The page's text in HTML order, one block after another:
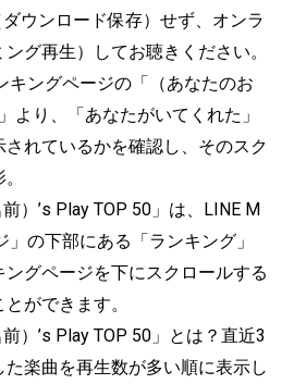
ウンロード保存）せず、オンラ
グ再生）してお聴きください。
キングページの「（あなたのお
より、「あなたがいてくれた」
れているかを確認し、そのスク
）’s Play TOP 50」は、LINE M
」の下部にある「ランキング」
ページを下にスクロールする
ができます。
）’s Play TOP 50」とは？直近3
楽曲を再生数が多い順に表示し